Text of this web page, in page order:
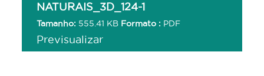
NATURAIS_3D_124-1
Tamanho: 555.41 KB Formato : PDF
Previsualizar